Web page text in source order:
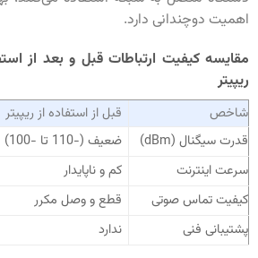
اهمیت دوچندانی دارد.
مقایسه کیفیت ارتباطات قبل و بعد از
ریپیتر
شاخص قبل از استفاده از ریپیتر
قدرت سیگنال (dBm)
ضعیف (-110 تا -100)
سرعت اینترنت
کم و ناپایدار
کیفیت تماس صوتی
قطع و وصل مکرر
پشتیبانی فنی
ندارد